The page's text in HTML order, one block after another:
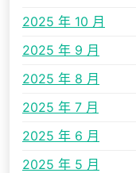
2025 年 10 月
2025 年 9 月
2025 年 8 月
2025 年 7 月
2025 年 6 月
2025 年 5 月